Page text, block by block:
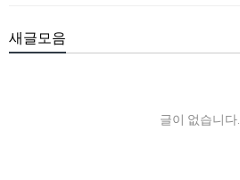
새글모음
글이 없습니다.